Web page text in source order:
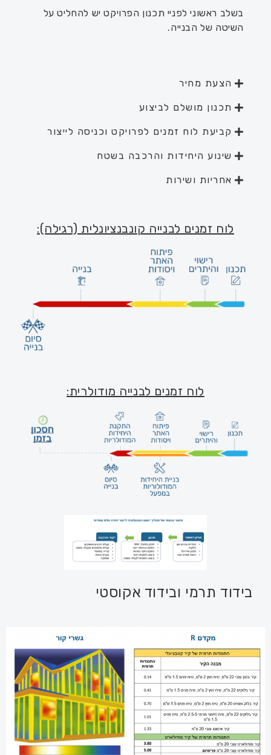
בשלב ראשוני לפניי תכנון הפרויקט יש להחליט על
השיטה של הבנייה.
הצעת מחיר
תכנון מושלם לביצוע
קביעת לוח זמנים לפרויקט וכניסה לייצור
שינוע היחידות והרכבה בשטח
אחריות ושירות
לוח זמנים לבנייה קונבנציונלית (רגילה):
לוח זמנים לבנייה מודולרית:
בידוד תרמי ובידוד אקוסטי